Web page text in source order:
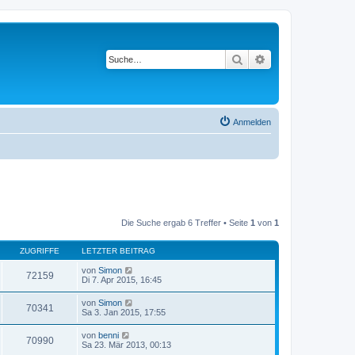
Suche
Anmelden
Die Suche ergab 6 Treffer • Seite 1 von 1
ZUGRIFFE LETZTER BEITRAG
72159 von Simon
Di 7. Apr 2015, 16:45
70341 von Simon
Sa 3. Jan 2015, 17:55
70990 von benni
Sa 23. Mär 2013, 00:13